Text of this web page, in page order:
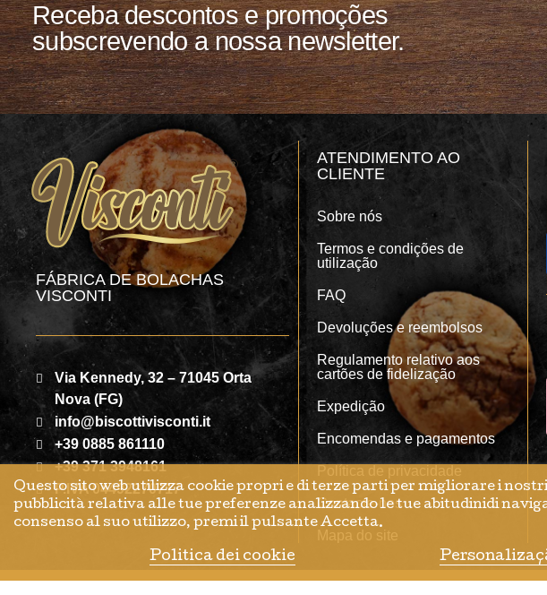
Questo sito web utilizza cookie propri e di terze parti per migliorare i
pubblicità relativa alle tue preferenze analizzando le tue abitudinidi
consenso al suo utilizzo, premi il pulsante Accetta.
Politica dei cookie
Receba descontos e promoções
subscrevendo a nossa newsletter.
FÁBRICA DE BOLACHAS
VISCONTI
Via Kennedy, 32 – 71045 Orta
Nova (FG)
info@biscottivisconti.it
+39 0885 861110
+39 371 3948161
P.IVA 04492270717
ATENDIMENTO AO
CLIENTE
Sobre nós
Termos e condições de
utilização
FAQ
Devoluções e reembolsos
Regulamento relativo aos
cartões de fidelização
Expedição
Encomendas e pagamentos
Política de privacidade
Contacte-nos
Mapa do site